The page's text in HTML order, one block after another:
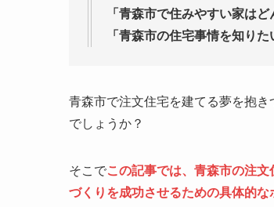
「青森市で住みやすい家はど
「青森市の住宅事情を知りた
青森市で注文住宅を建てる夢を抱
でしょうか？
そこでこの記事では、青森市の注
づくりを成功させるための具体的な